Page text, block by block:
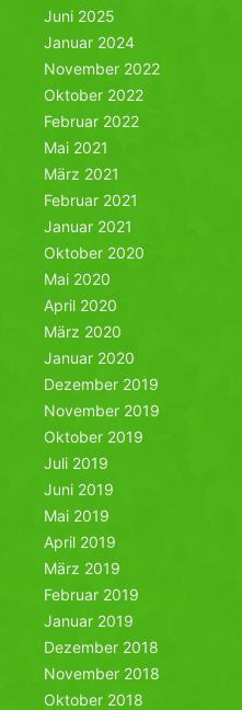
Juni 2025
Januar 2024
November 2022
Oktober 2022
Februar 2022
Mai 2021
März 2021
Februar 2021
Januar 2021
Oktober 2020
Mai 2020
April 2020
März 2020
Januar 2020
Dezember 2019
November 2019
Oktober 2019
Juli 2019
Juni 2019
Mai 2019
April 2019
März 2019
Februar 2019
Januar 2019
Dezember 2018
November 2018
Oktober 2018